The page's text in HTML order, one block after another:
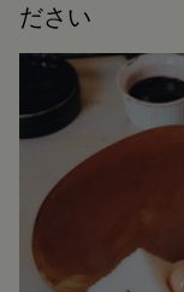
ださい